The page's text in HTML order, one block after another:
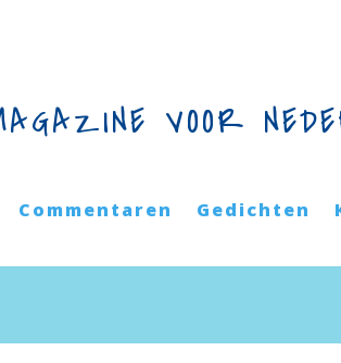
VOOR
Commentaren Gedichten